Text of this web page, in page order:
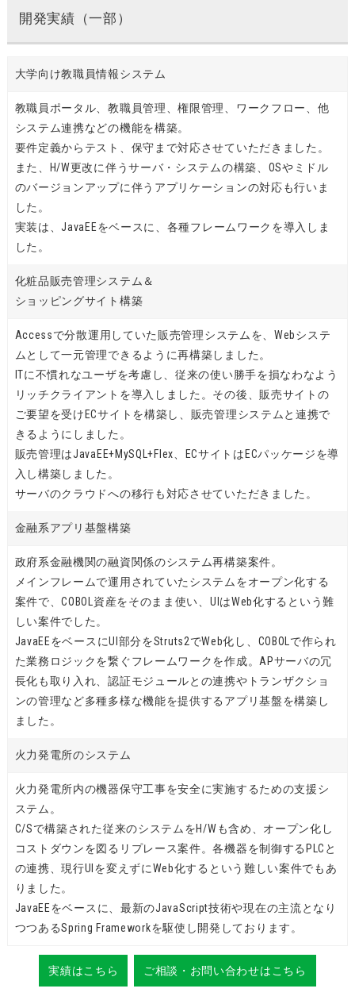
開発実績（一部）
大学向け教職員情報システム
教職員ポータル、教職員管理、権限管理、ワークフロー、他
システム連携などの機能を構築。
要件定義からテスト、保守まで対応させていただきました。
また、H/W更改に伴うサーバ・システムの構築、OSやミドル
のバージョンアップに伴うアプリケーションの対応も行いま
した。
実装は、JavaEEをベースに、各種フレームワークを導入しま
した。
化粧品販売管理システム＆
ショッピングサイト構築
Accessで分散運用していた販売管理システムを、Webシステ
ムとして一元管理できるように再構築しました。
ITに不慣れなユーザを考慮し、従来の使い勝手を損なわなよう
リッチクライアントを導入しました。その後、販売サイトの
ご要望を受けECサイトを構築し、販売管理システムと連携で
きるようにしました。
販売管理はJavaEE+MySQL+Flex、ECサイトはECパッケージを導
入し構築しました。
サーバのクラウドへの移行も対応させていただきました。
金融系アプリ基盤構築
政府系金融機関の融資関係のシステム再構築案件。
メインフレームで運用されていたシステムをオープン化する
案件で、COBOL資産をそのまま使い、UIはWeb化するという難
しい案件でした。
JavaEEをベースにUI部分をStruts2でWeb化し、COBOLで作られ
た業務ロジックを繋ぐフレームワークを作成。APサーバの冗
長化も取り入れ、認証モジュールとの連携やトランザクショ
ンの管理など多種多様な機能を提供するアプリ基盤を構築し
ました。
火力発電所のシステム
火力発電所内の機器保守工事を安全に実施するための支援シ
ステム。
C/Sで構築された従来のシステムをH/Wも含め、オープン化し
コストダウンを図るリプレース案件。各機器を制御するPLCと
の連携、現行UIを変えずにWeb化するという難しい案件でもあ
りました。
JavaEEをベースに、最新のJavaScript技術や現在の主流となり
つつあるSpring Frameworkを駆使し開発しております。
実績はこちら ご相談・お問い合わせはこちら